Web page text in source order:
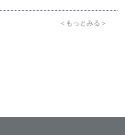
＜もっとみる＞